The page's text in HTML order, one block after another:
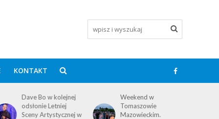
KONTAKT
Dave Bo w kolejnej
odsłonie Letniej
Sceny Artystycznej w
Weekend w
Tomaszowie
Mazowieckim.